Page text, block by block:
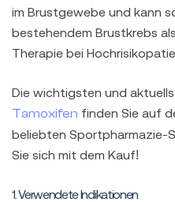
im Brustgewebe und kann
bestehendem Brustkrebs
Therapie bei
Die wichtigsten und
Tamoxifen finden Sie auf
beliebten Sportpharmazie-
Sie sich mit dem Kauf!
1. Verwendete Indikationen